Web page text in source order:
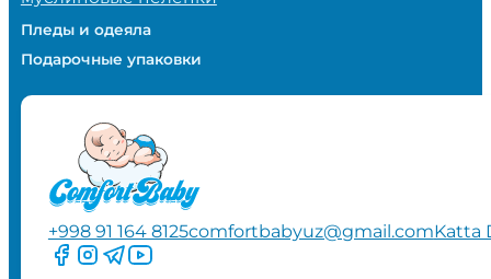
Пледы и одеяла
Подарочные упаковки
+998 91 164 8125comfortbabyuz@gmail.comKatta
Следите за нами на Facebook
Следите за нами в Instagram
Следите за нами в Telegram
Следите за нами в YouTube